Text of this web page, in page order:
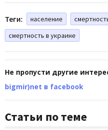
Теги: население
смертность в украине
Не пропусти другие
bigmir)net в facebook
Статьи по теме